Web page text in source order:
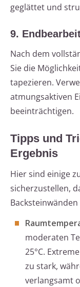
geglättet und
9.
Nach dem
Sie die
tapezieren.
atmungsaktiven
beeinträchtigen.
Tipps und
Ergebnis
Hier sind einige
sicherzustellen,
moderaten
25°C.
zu stark,
verlangsamt